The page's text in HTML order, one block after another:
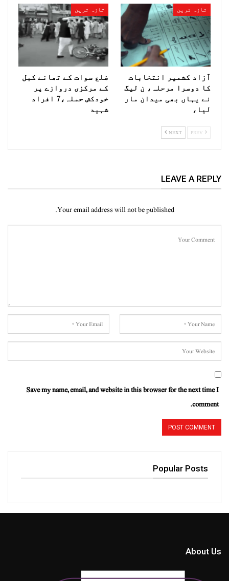
تازہ ترین
آزاد کشمیر انتخابات
کا دوسرا مرحلہ، ن لیگ
نے یہاں بھی میدان مار
لیا،
تازہ ترین
ضلع سوات کے تھانے کبل
کے مرکزی دروازے پر
خودکش حملہ،7 افراد
شہید
NEXT
LEAVE A REPLY
Your email address will not be published.
Save my name, email, and website in this browser for the next time I
comment.
Popular Posts
About Us